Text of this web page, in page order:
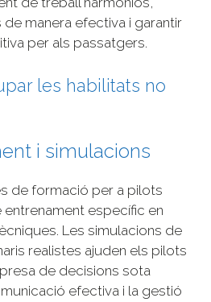
manera efectiva i garantir
per als passatgers.
les habilitats no
i simulacions
de formació per a pilots
entrenament específic en
Les simulacions de
realistes ajuden els pilots
de decisions sota
efectiva i la gestió